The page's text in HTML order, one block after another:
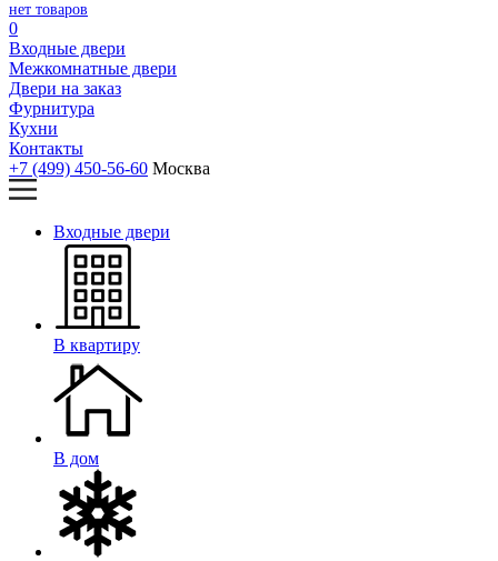
нет товаров
0
Входные двери
Межкомнатные двери
Двери на заказ
Фурнитура
Кухни
Контакты
+7 (499) 450-56-60 Москва
Входные двери
В квартиру
В дом